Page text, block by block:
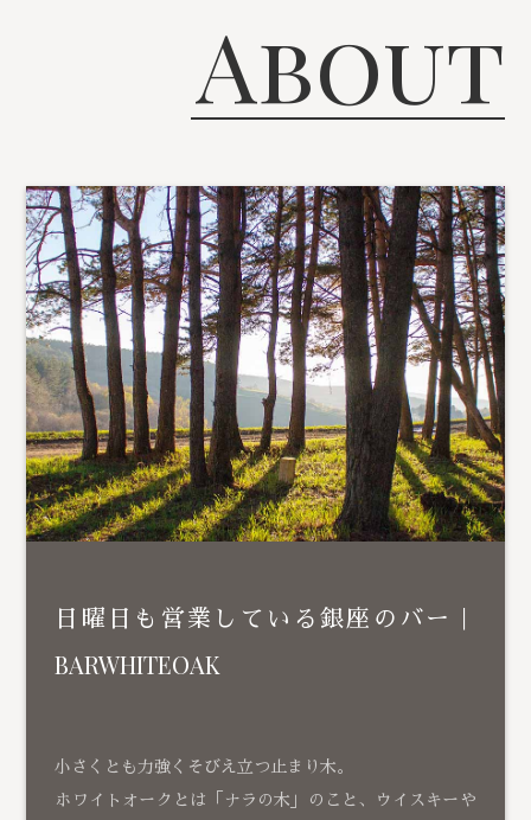
About
日曜日も営業している銀座のバー｜
BARWHITEOAK
小さくとも力強くそびえ立つ止まり木。
ホワイトオークとは「ナラの木」のこと、ウイスキーや